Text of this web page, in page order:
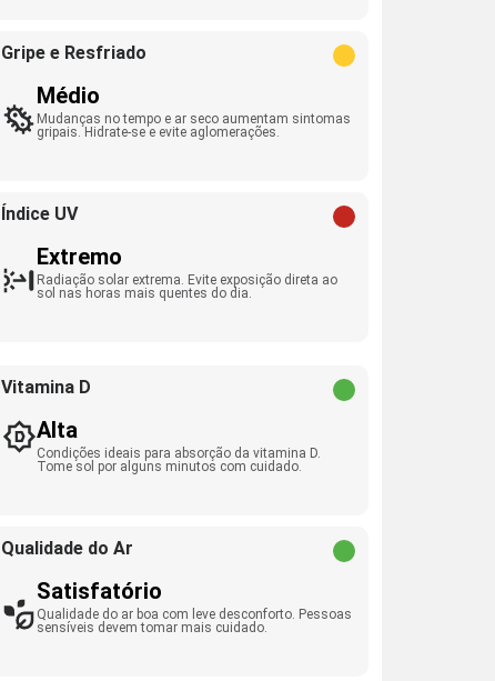
Gripe e Resfriado
Médio
Mudanças no tempo e ar seco aumentam sintomas
gripais. Hidrate-se e evite aglomerações.
Índice UV
Extremo
Radiação solar extrema. Evite exposição direta ao
sol nas horas mais quentes do dia.
Vitamina D
Alta
Condições ideais para absorção da vitamina D.
Tome sol por alguns minutos com cuidado.
Qualidade do Ar
Satisfatório
Qualidade do ar boa com leve desconforto. Pessoas
sensíveis devem tomar mais cuidado.